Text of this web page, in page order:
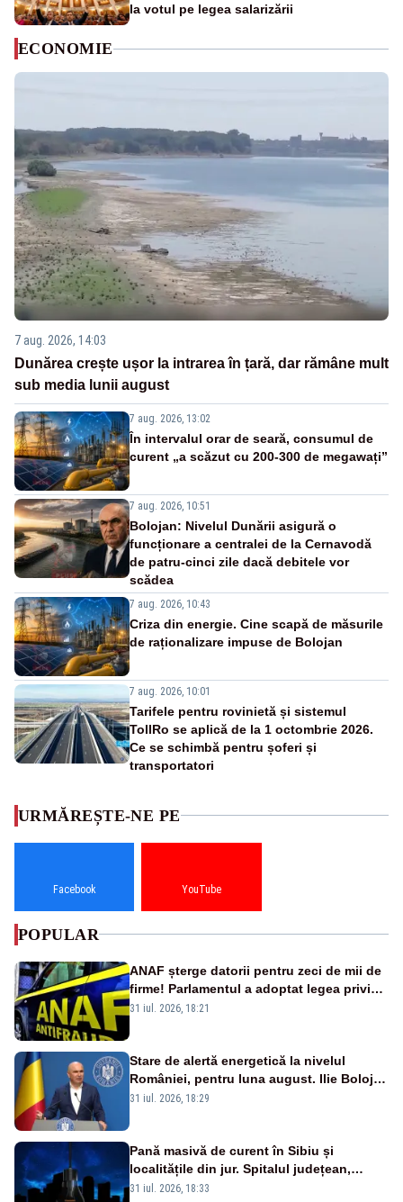
la votul pe legea salarizării
ECONOMIE
7 aug. 2026, 14:03
Dunărea crește ușor la intrarea în țară, dar rămâne mult
sub media lunii august
7 aug. 2026, 13:02
În intervalul orar de seară, consumul de
curent „a scăzut cu 200-300 de megawați”
7 aug. 2026, 10:51
Bolojan: Nivelul Dunării asigură o
funcționare a centralei de la Cernavodă
de patru-cinci zile dacă debitele vor
scădea
7 aug. 2026, 10:43
Criza din energie. Cine scapă de măsurile
de raționalizare impuse de Bolojan
7 aug. 2026, 10:01
Tarifele pentru rovinietă și sistemul
TollRo se aplică de la 1 octombrie 2026.
Ce se schimbă pentru șoferi și
transportatori
URMĂREȘTE-NE PE
Facebook YouTube
POPULAR
ANAF șterge datorii pentru zeci de mii de
firme! Parlamentul a adoptat legea privind
amnistia fiscală
31 iul. 2026, 18:21
Stare de alertă energetică la nivelul
României, pentru luna august. Ilie Bolojan
a anunțat importuri și posibile restricții –
31 iul. 2026, 18:29
Pană masivă de curent în Sibiu și
localitățile din jur. Spitalul județean,
semafoarele, rețelele de telefonie, grav
31 iul. 2026, 18:33